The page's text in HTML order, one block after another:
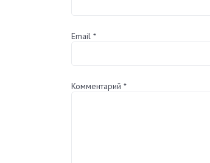
Email *
Комментарий *